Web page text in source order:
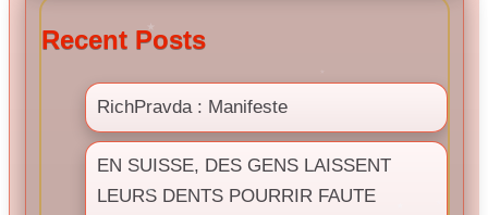
Recent Posts
RichPravda : Manifeste
EN SUISSE, DES GENS LAISSENT
LEURS DENTS POURRIR FAUTE